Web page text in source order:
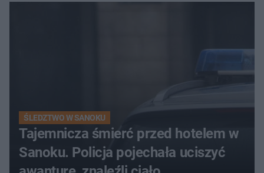
ŚLEDZTWO W SANOKU
Tajemnicza śmierć przed hotelem w
Sanoku. Policja pojechała uciszyć